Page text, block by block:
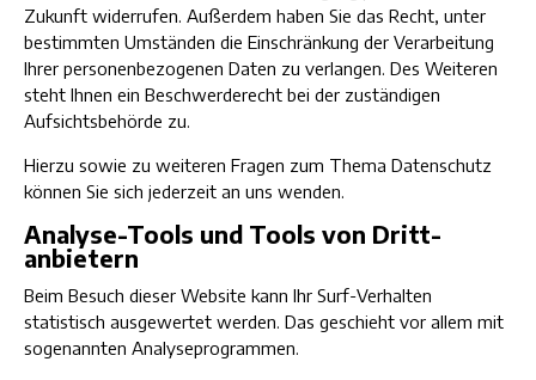
Zukunft widerrufen. Außerdem haben Sie das Recht, unter
bestimmten Umständen die Einschränkung der Verarbeitung
Ihrer personenbezogenen Daten zu verlangen. Des Weiteren
steht Ihnen ein Beschwerderecht bei der zuständigen
Aufsichtsbehörde zu.
Hierzu sowie zu weiteren Fragen zum Thema Datenschutz
können Sie sich jederzeit an uns wenden.
Analyse-Tools und Tools von Dritt­
anbietern
Beim Besuch dieser Website kann Ihr Surf-Verhalten
statistisch ausgewertet werden. Das geschieht vor allem mit
sogenannten Analyseprogrammen.